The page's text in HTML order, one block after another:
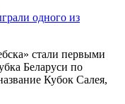
одного из
стали первыми
Беларуси по
Кубок Салея,